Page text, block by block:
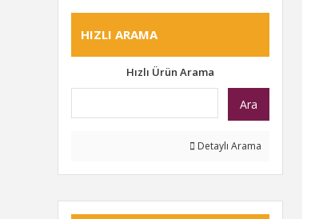
HIZLI ARAMA
Hızlı Ürün Arama
Ara
Detaylı Arama